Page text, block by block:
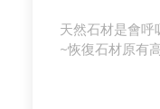
天然石材是會
~恢復石材原有